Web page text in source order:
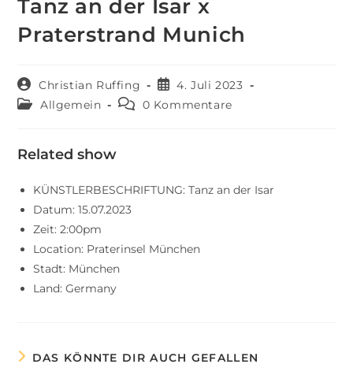
Tanz an der Isar x
Praterstrand Munich
Christian Ruffing
4. Juli 2023
Allgemein
0 Kommentare
Related show
KÜNSTLERBESCHRIFTUNG: Tanz an der Isar
Datum: 15.07.2023
Zeit: 2:00pm
Location: Praterinsel München
Stadt: München
Land: Germany
DAS KÖNNTE DIR AUCH GEFALLEN